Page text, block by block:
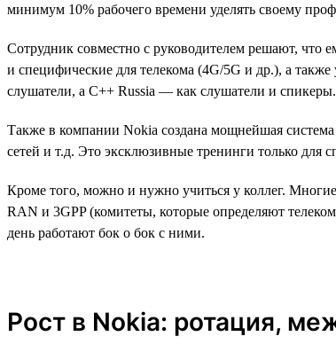
минимум 10% рабочего времени уделять своему
Сотрудник совместно с руководителем решают, что
и специфические для телекома (4G/5G и др.), а
слушатели, а C++ Russia — как слушатели и спикеры.
Также в компании Nokia создана мощнейшая
сетей и т.д. Это эксклюзивные тренинги только
Кроме того, можно и нужно учиться у коллег.
RAN и 3GPP (комитеты, которые определяют
день работают бок о бок с ними.
Рост в Nokia: ротация,